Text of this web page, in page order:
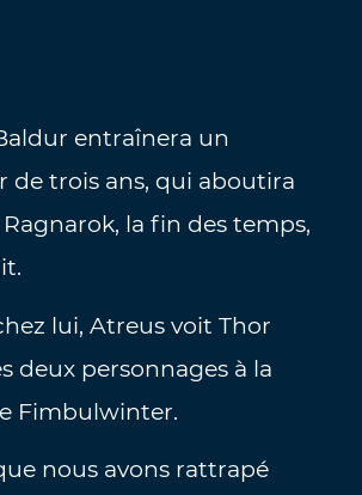
entraînera un
de trois ans, qui aboutira
la fin des temps,
lui, Atreus voit Thor
deux personnages à la
Fimbulwinter.
nous avons rattrapé